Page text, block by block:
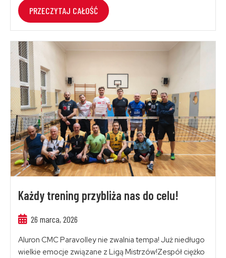
PRZECZYTAJ CAŁOŚĆ
Każdy trening przybliża nas do celu!
26 marca, 2026
Aluron CMC Paravolley nie zwalnia tempa! Już niedługo
wielkie emocje związane z Ligą Mistrzów!Zespół ciężko